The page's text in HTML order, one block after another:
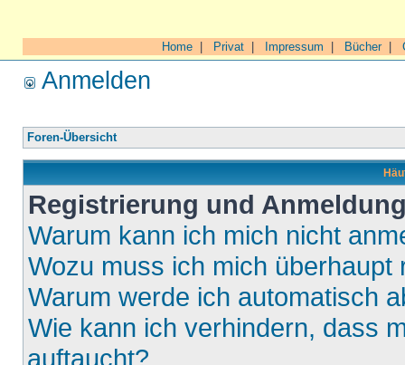
Home Privat Impressum Bücher|
Anmelden
Foren-Übersicht
Registrierung und
Warum kann ich mich nicht
Wozu muss ich mich überhaupt
Warum werde ich automatisch
Wie kann ich verhindern, dass
auftaucht?